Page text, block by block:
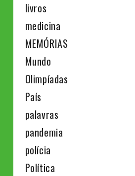
livros
medicina
MEMÓRIAS
Mundo
Olimpíadas
País
palavras
pandemia
polícia
Política